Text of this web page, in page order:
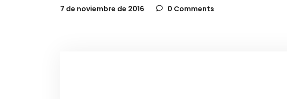
7 de noviembre de 2016 0 Comments